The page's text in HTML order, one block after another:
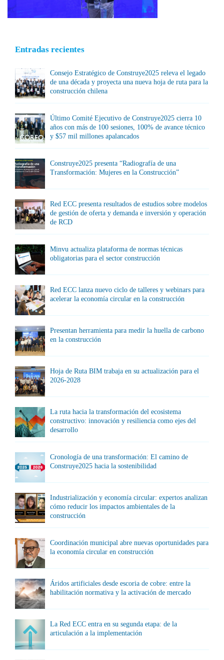
Entradas recientes
Consejo Estratégico de Construye2025 releva el legado
de una década y proyecta una nueva hoja de ruta para la
construcción chilena
Último Comité Ejecutivo de Construye2025 cierra 10
años con más de 100 sesiones, 100% de avance técnico
y $57 mil millones apalancados
Construye2025 presenta “Radiografía de una
Transformación: Mujeres en la Construcción”
Red ECC presenta resultados de estudios sobre modelos
de gestión de oferta y demanda e inversión y operación
de RCD
Minvu actualiza plataforma de normas técnicas
obligatorias para el sector construcción
Red ECC lanza nuevo ciclo de talleres y webinars para
acelerar la economía circular en la construcción
Presentan herramienta para medir la huella de carbono
en la construcción
Hoja de Ruta BIM trabaja en su actualización para el
2026-2028
La ruta hacia la transformación del ecosistema
constructivo: innovación y resiliencia como ejes del
desarrollo
Cronología de una transformación: El camino de
Construye2025 hacia la sostenibilidad
Industrialización y economía circular: expertos analizan
cómo reducir los impactos ambientales de la
construcción
Coordinación municipal abre nuevas oportunidades para
la economía circular en construcción
Áridos artificiales desde escoria de cobre: entre la
habilitación normativa y la activación de mercado
La Red ECC entra en su segunda etapa: de la
articulación a la implementación